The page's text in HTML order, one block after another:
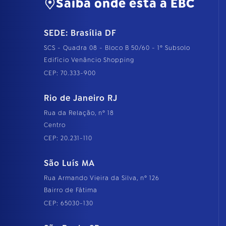
Saiba onde está a EBC
SEDE: Brasília DF
SCS - Quadra 08 - Bloco B 50/60 - 1º Subsolo
Edifício Venâncio Shopping
CEP: 70.333-900
Rio de Janeiro RJ
Rua da Relação, nº 18
Centro
CEP: 20.231-110
São Luís MA
Rua Armando Vieira da Silva, nº 126
Bairro de Fátima
CEP: 65030-130